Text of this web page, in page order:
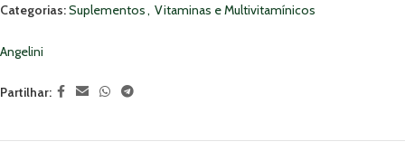
Categorias:Suplementos, Vitaminas e Multivitamínicos
Angelini
Partilhar: